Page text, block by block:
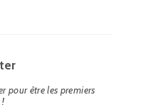
pour être les premiers
!